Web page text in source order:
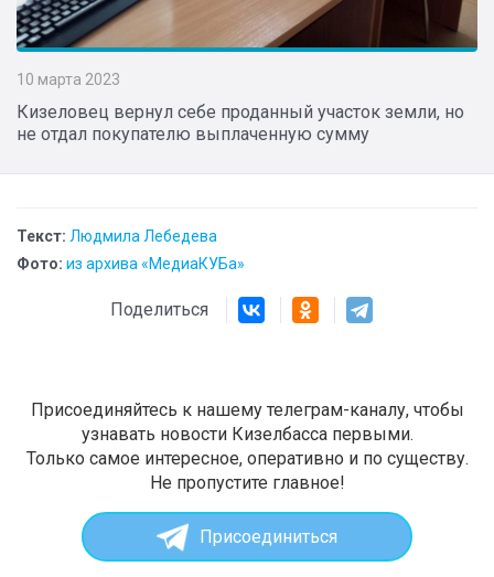
10 марта 2023
Кизеловец вернул себе проданный участок земли, но
не отдал покупателю выплаченную сумму
Текст: Людмила Лебедева
Фото: из архива «МедиаКУБа»
Поделиться
Присоединяйтесь к нашему телеграм-каналу, чтобы
узнавать новости Кизелбасса первыми.
Только самое интересное, оперативно и по существу.
Не пропустите главное!
Присоединиться